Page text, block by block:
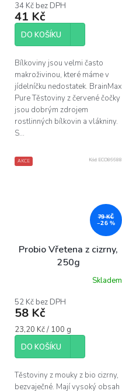
34 Kč bez DPH
41 Kč
DO KOŠÍKU
Bílkoviny jsou velmi často
makroživinou, které máme v
jídelníčku nedostatek. BrainMax
Pure Těstoviny z červené čočky
jsou dobrým zdrojem
rostlinných bílkovin a vlákniny.
S...
AKCE
79 KČ
–26 %
Probio Vřetena z cizrny,
250g
Skladem
52 Kč bez DPH
58 Kč
Měrná
cena:
23,20 Kč / 100 g
DO KOŠÍKU
Těstoviny z mouky z bio cizrny,
bezvaječné. Mají vysoký obsah
Kód: ECO86688